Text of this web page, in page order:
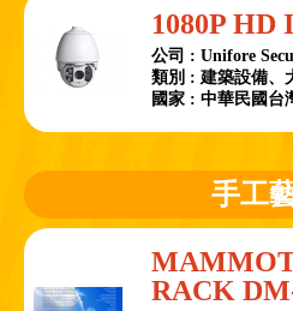
1080P HD
公司 : Unifore
類別 : 建築設備、
國家 : 中華民國台
手工
RACK